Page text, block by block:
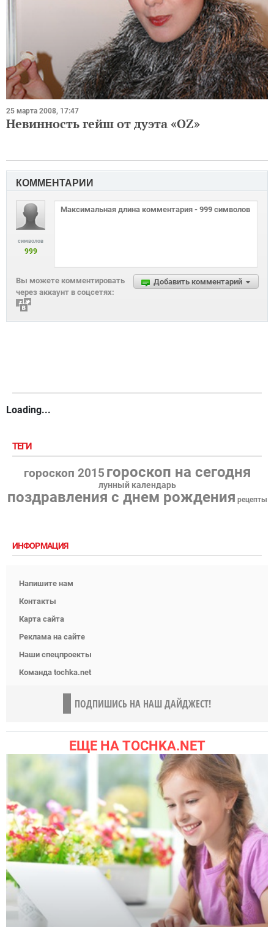
25 марта 2008, 17:47
Невинность гейш от дуэта «OZ»
КОММЕНТАРИИ
символов
999
Добавить комментарий
Вы можете комментировать
через аккаунт в соцсетях:
Loading...
ТЕГИ
гороскоп 2015 гороскоп на сегодня
лунный календарь
поздравления с днем рождения рецепты
ИНФОРМАЦИЯ
Напишите нам
Контакты
Карта сайта
Реклама на сайте
Наши спецпроекты
Команда tochka.net
ПОДПИШИСЬ НА НАШ ДАЙДЖЕСТ!
ЕЩЕ НА TOCHKA.NET